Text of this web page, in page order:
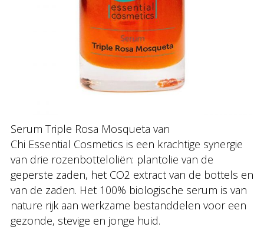
Serum Triple Rosa Mosqueta van
Chi Essential Cosmetics is een krachtige synergie
van drie rozenbotteloliën: plantolie van de
geperste zaden, het CO2 extract van de bottels en
van de zaden. Het 100% biologische serum is van
nature rijk aan werkzame bestanddelen voor een
gezonde, stevige en jonge huid.